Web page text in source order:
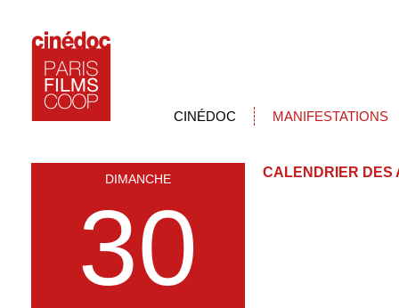
CINÉDOC MANIFESTATIONS
DIMANCHE
30
CALENDRIER DES